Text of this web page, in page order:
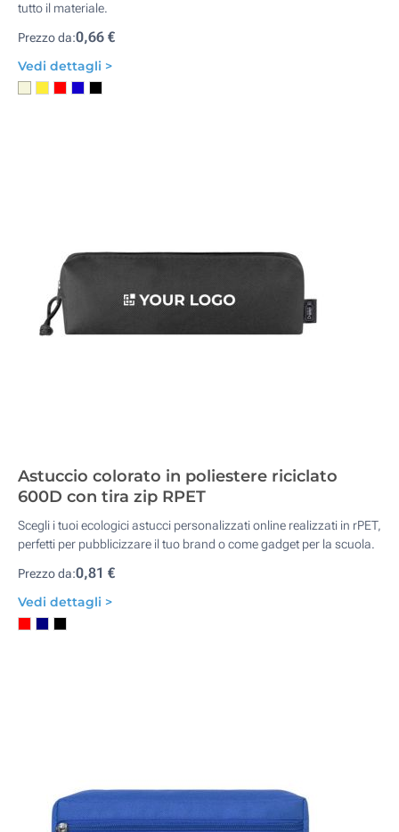
tutto il materiale.
Prezzo da:0,66 €
Vedi dettagli >
Astuccio colorato in poliestere riciclato
600D con tira zip RPET
Scegli i tuoi ecologici astucci personalizzati online realizzati in rPET,
perfetti per pubblicizzare il tuo brand o come gadget per la scuola.
Prezzo da:0,81 €
Vedi dettagli >